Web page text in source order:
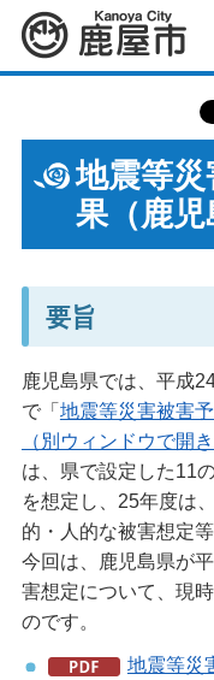
鹿屋市
地震等
果（鹿児
要旨
鹿児島県では、平成
で「 地震等災害被害
（別ウィンドウで開き
は、県で設定した11
を想定し、25年度は
的・人的な被害想定
今回は、鹿児島県が
害想定について、現
のです。
地震等災